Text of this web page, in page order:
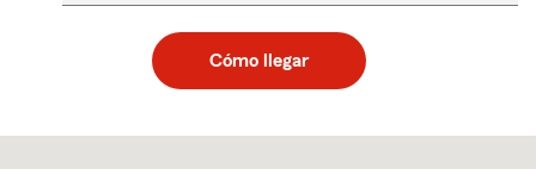
Cómo llegar
to